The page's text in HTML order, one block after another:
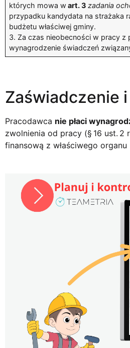
których mowa w art. 3 zadania
przypadku kandydata na strażaka
budżetu właściwej gminy.
3. Za czas nieobecności w pracy z
wynagrodzenie świadczeń
Zaświadczenie
Pracodawca nie płaci
zwolnienia od pracy (§ 16 ust.
finansową z właściwego organu